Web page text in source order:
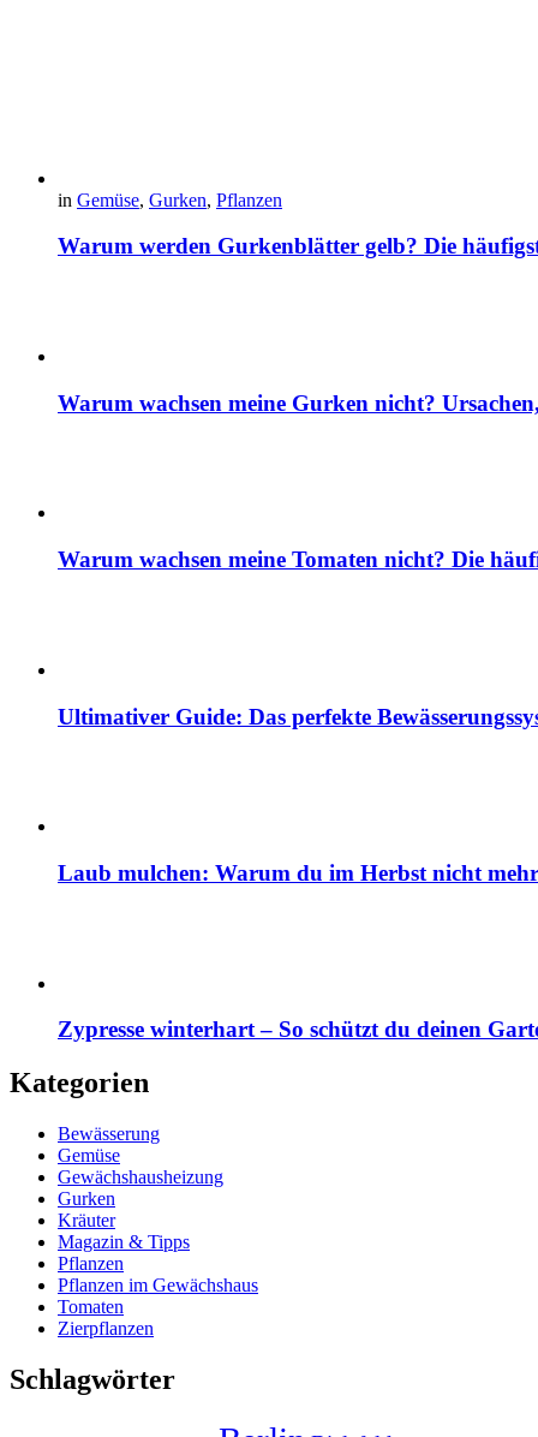
in Gemüse, Gurken, Pflanzen
Warum werden Gurkenblätter gelb? Die
Warum wachsen meine Gurken nicht?
Warum wachsen meine Tomaten nicht? Die
Ultimativer Guide: Das perfekte
Laub mulchen: Warum du im Herbst nicht mehr
Zypresse winterhart – So schützt du deinen
Kategorien
Bewässerung
Gemüse
Gewächshausheizung
Gurken
Kräuter
Magazin & Tipps
Pflanzen
Pflanzen im Gewächshaus
Tomaten
Zierpflanzen
Schlagwörter